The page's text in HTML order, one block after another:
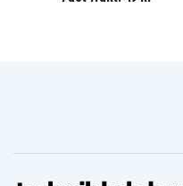
A065R01DL, AD9043-